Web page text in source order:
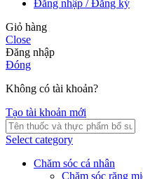
Đăng nhập / Đăng ký
Giỏ hàng
Close
Đăng nhập
Đóng
Không có tài khoản?
Tạo tài khoản mới
Select category
Chăm sóc cá nhân
Chăm sóc răng